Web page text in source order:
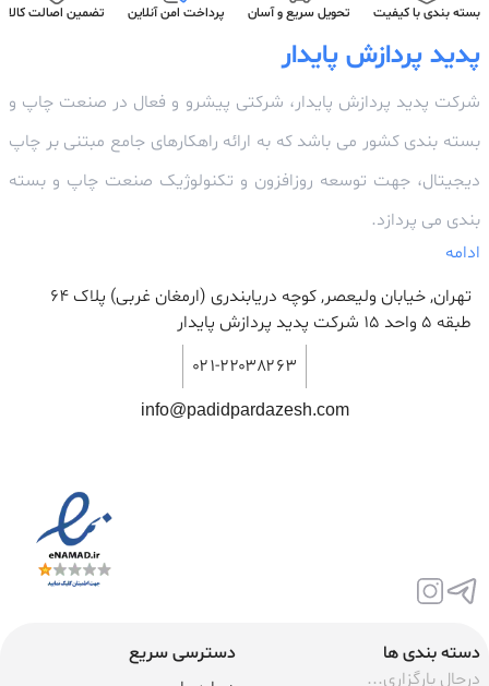
بسته بندی با کیفیت تحویل سریع و آسان پرداخت امن آنلاین تضمین اصالت کالا
پدید پردازش پایدار
شرکت پدید پردازش پایدار، شرکتی پیشرو و فعال در صنعت چاپ و
بسته بندی کشور می باشد که به ارائه راهکارهای جامع مبتنی بر چاپ
دیجیتال، جهت توسعه روزافزون و تکنولوژیک صنعت چاپ و بسته
بندی می پردازد.
ادامه
تهران, خیابان ولیعصر, کوچه دریابندری (ارمغان غربی) پلاک 64
طبقه ۵ واحد ۱۵ شرکت پدید پردازش پایدار
۰۲۱-۲۲۰۳۸۲۶۳
info@padidpardazesh.com
دسته بندی ها
درحال بارگزاری...
دسترسی سریع